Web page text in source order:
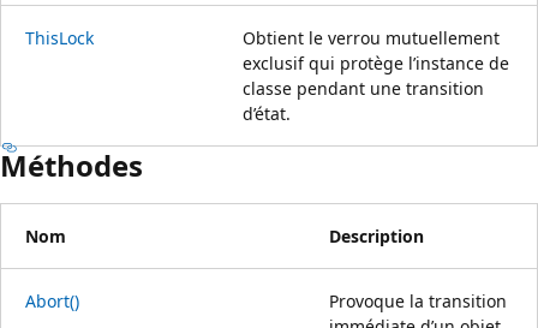
ThisLock
Obtient le verrou mutuellement
exclusif qui protège l’instance de
classe pendant une transition
d’état.
Méthodes
Nom Description
Abort()
Provoque la transition